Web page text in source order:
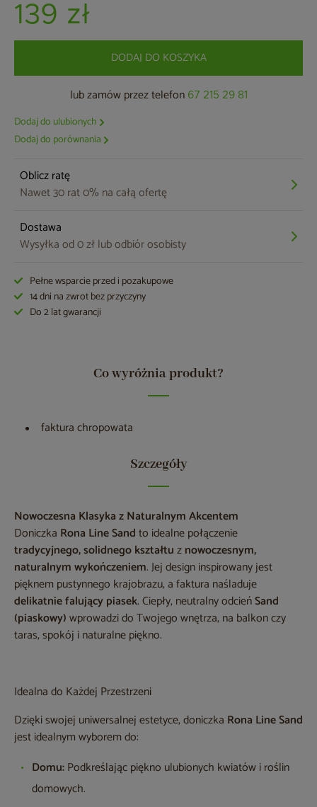
139 zł
DODAJ DO KOSZYKA
lub zamów przez telefon 67 215 29 81
Dodaj do ulubionych
Dodaj do porównania
Oblicz ratę
Nawet 30 rat 0% na całą ofertę
Dostawa
Wysyłka od 0 zł lub odbiór osobisty
Pełne wsparcie przed i pozakupowe
14 dni na zwrot bez przyczyny
Do 2 lat gwarancji
Co wyróżnia produkt?
faktura chropowata
Szczegóły
Nowoczesna Klasyka z Naturalnym Akcentem
Doniczka Rona Line Sandto idealne połączenie
tradycyjnego, solidnego kształtuznowoczesnym,
naturalnym wykończeniem. Jej design inspirowany jest
pięknem pustynnego krajobrazu, a faktura naśladuje
delikatnie falujący piasek. Ciepły, neutralny odcieńSand
(piaskowy)wprowadzi do Twojego wnętrza, na balkon czy
taras, spokój i naturalne piękno.
Idealna do Każdej Przestrzeni
Dzięki swojej uniwersalnej estetyce, doniczka Rona Line Sand
jest idealnym wyborem do:
Domu:Podkreślając piękno ulubionych kwiatów i roślin
domowych.